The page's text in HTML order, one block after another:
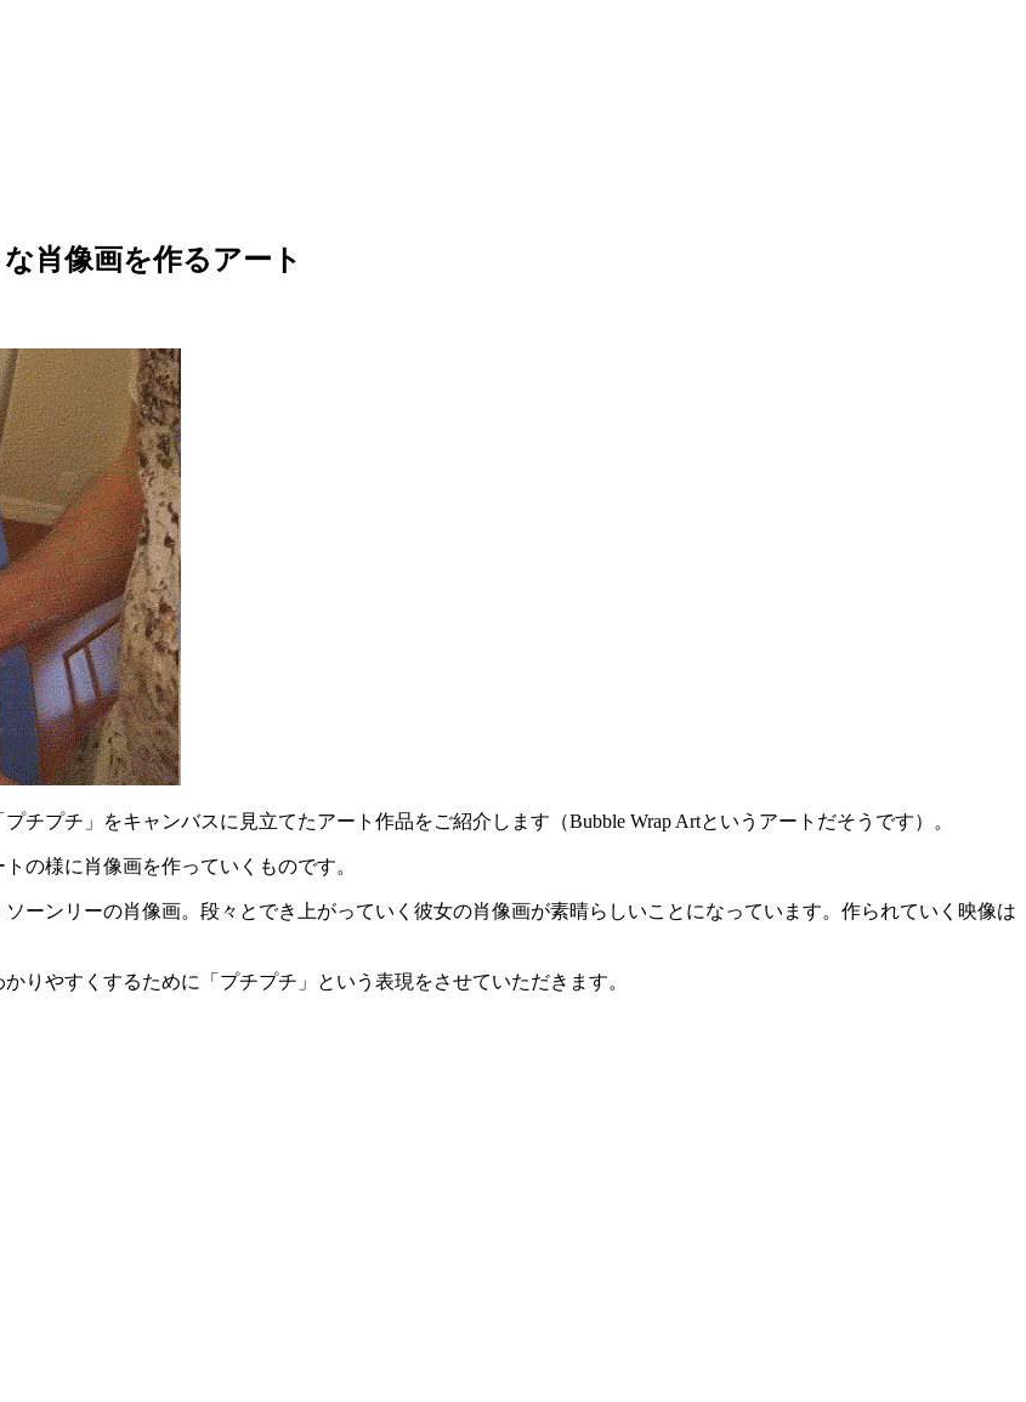
肖像画を作るアート
プチ」をキャンバスに見立てたアート作品をご紹介します（Bubble Wrap Artというアートだそうです）。
の様に肖像画を作っていくものです。
ーンリーの肖像画。段々とでき上がっていく彼女の肖像画が素晴らしいことになっています。作られていく映像は
やすくするために「プチプチ」という表現をさせていただきます。